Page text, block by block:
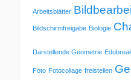
Arbeitsblätter
Bildschirmfreigabe Biologie
Darstellende Geometrie
Foto Fotocollage freistellen